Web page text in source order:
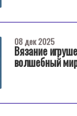
Вязание
волшебный
08 дек 2025